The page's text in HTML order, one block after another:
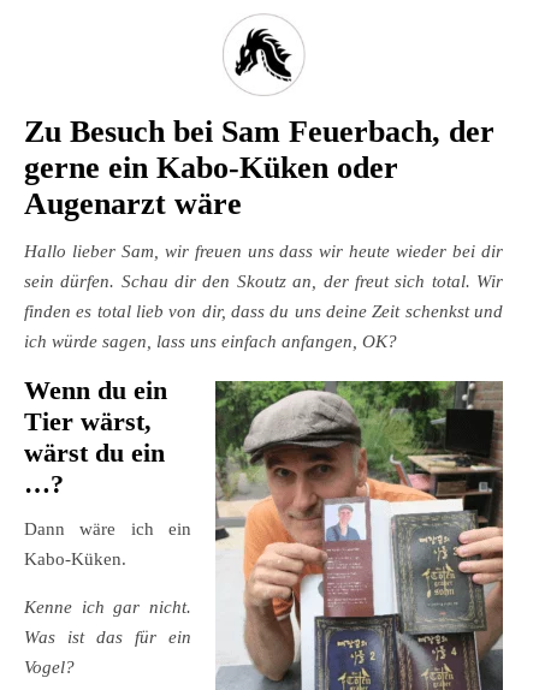
Zu Besuch bei Sam Feuerbach, der
gerne ein Kabo-Küken oder
Augenarzt wäre
Hallo lieber Sam, wir freuen uns dass wir heute wieder bei dir
sein dürfen. Schau dir den Skoutz an, der freut sich total. Wir
finden es total lieb von dir, dass du uns deine Zeit schenkst und
ich würde sagen, lass uns einfach anfangen, OK?
Wenn du ein
Tier wärst,
wärst du ein
…?
Dann wäre ich ein
Kabo-Küken.
Kenne ich gar nicht.
Was ist das für ein
Vogel?